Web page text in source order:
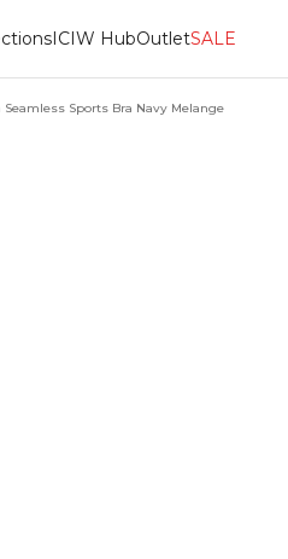
ICIW HubOutletSALE
Seamless Sports Bra Navy Melange